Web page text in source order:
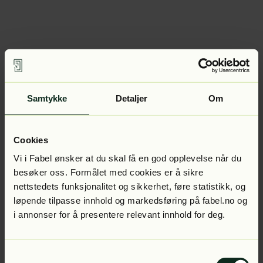
Samtykke Detaljer Om
Cookies
Vi i Fabel ønsker at du skal få en god opplevelse når du
besøker oss. Formålet med cookies er å sikre
nettstedets funksjonalitet og sikkerhet, føre statistikk, og
løpende tilpasse innhold og markedsføring på fabel.no og
i annonser for å presentere relevant innhold for deg.